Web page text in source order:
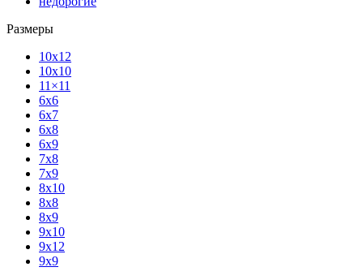
Размеры
10x12
10x10
11×11
6x6
6x7
6x8
6x9
7x8
7x9
8x10
8x8
8x9
9x10
9x12
9x9